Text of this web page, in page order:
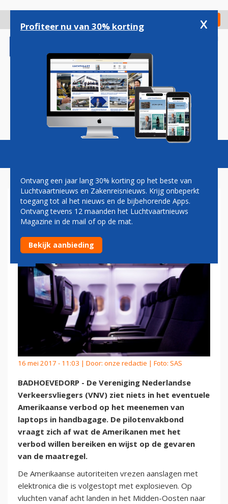
gaan
Check in
Magazine Podcasts Vacatures
PILOTENBOND VNV WIJST OP
GEVAREN LAPTOPVERBOD
16 mei 2017 - 11:03 | Door: onze redactie | Foto: SAS
BADHOEVEDORP - De Vereniging Nederlandse
Verkeersvliegers (VNV) ziet niets in het eventuele
Amerikaanse verbod op het meenemen van
laptops in handbagage. De pilotenvakbond
vraagt zich af wat de Amerikanen met het
verbod willen bereiken en wijst op de gevaren
van de maatregel.
De Amerikaanse autoriteiten vrezen aanslagen met
elektronica die is volgestopt met explosieven. Op
vluchten vanaf acht landen in het Midden-Oosten naar
Profiteer nu van 30% korting x
Ontvang een jaar lang 30% korting op het beste van
Luchtvaartnieuws en Zakenreisnieuws. Krijg onbeperkt
toegang tot al het nieuws en de bijbehorende Apps.
Ontvang tevens 12 maanden het Luchtvaartnieuws
Magazine in de mail of op de mat.
Bekijk aanbieding